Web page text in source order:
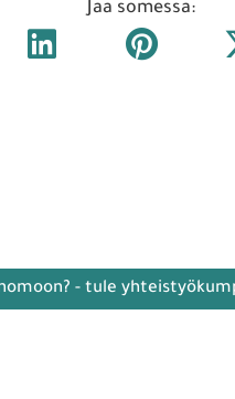
Jaa somessa:
- tule